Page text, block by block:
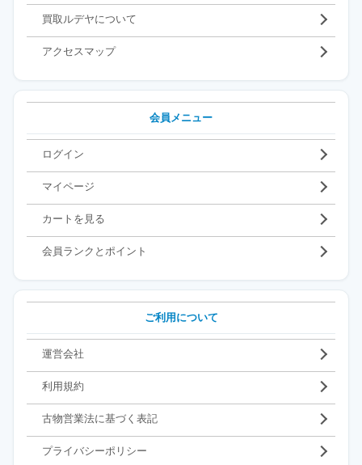
買取ルデヤについて
アクセスマップ
会員メニュー
ログイン
マイページ
カートを見る
会員ランクとポイント
ご利用について
運営会社
利用規約
古物営業法に基づく表記
プライバシーポリシー